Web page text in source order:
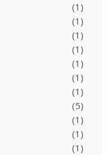
(1)
(1)
(1)
(1)
(1)
(1)
(1)
(5)
(1)
(1)
(1)